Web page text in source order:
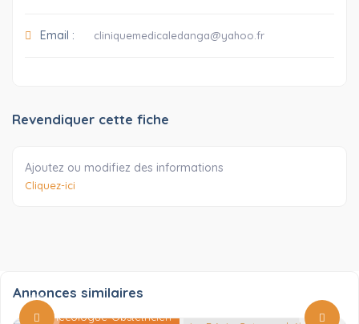
Email : cliniquemedicaledanga@yahoo.fr
Revendiquer cette fiche
Ajoutez ou modifiez des informations
Cliquez-ici
Annonces similaires
Gynécologue-Obstétricien